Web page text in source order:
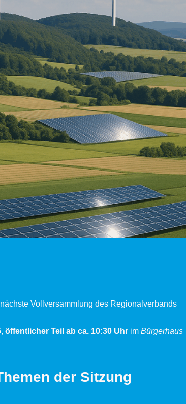
Vollversammlung des Regionalverbands
, öffentlicher Teil ab ca. 10:30 Uhr im Bürgerhaus
der Sitzung